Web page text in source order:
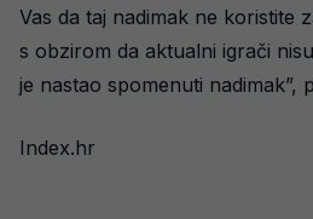
Vas da taj nadimak ne koristite
s obzirom da aktualni igrači
je nastao spomenuti nadimak”,
Index.hr